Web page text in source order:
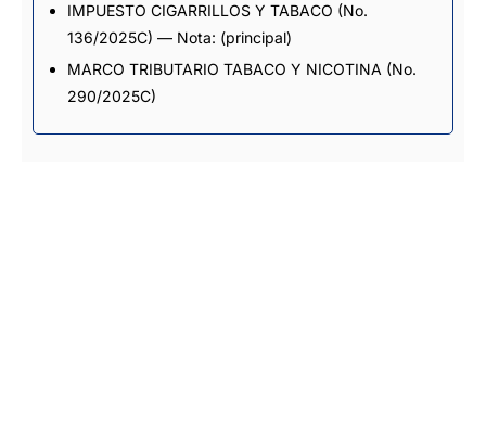
IMPUESTO CIGARRILLOS Y TABACO (No.
136/2025C) — Nota: (principal)
MARCO TRIBUTARIO TABACO Y NICOTINA (No.
290/2025C)